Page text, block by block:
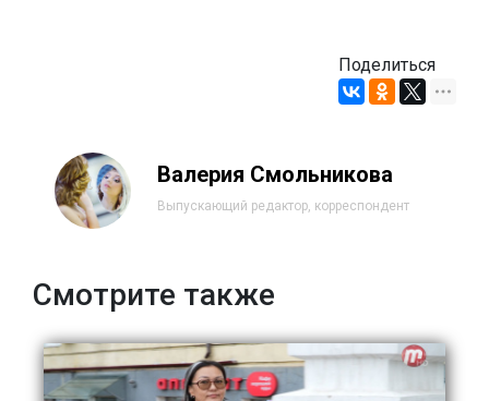
Поделиться
Валерия Смольникова
Выпускающий редактор, корреспондент
Смотрите также